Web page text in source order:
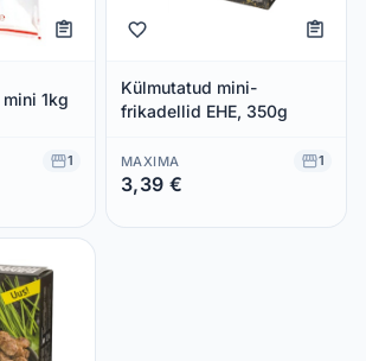
1kg
1
Külmutatud mini-
frikadellid EHE, 350g
MAXIMA 1
3,39 €